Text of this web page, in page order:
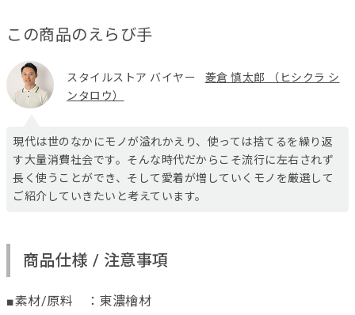
この商品のえらび手
スタイルストア バイヤー
菱倉 慎太郎 （ヒシクラ シ
ンタロウ）
現代は世のなかにモノが溢れかえり、使っては捨てるを繰り返
す大量消費社会です。そんな時代だからこそ流行に左右されず
長く使うことができ、そして愛着が増していくモノを厳選して
ご紹介していきたいと考えています。
商品仕様 / 注意事項
■素材/原料 ：東濃檜材